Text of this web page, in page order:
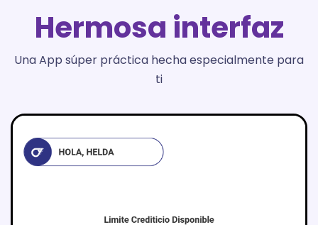
Hermosa interfaz
Una App súper práctica hecha especialmente para
ti